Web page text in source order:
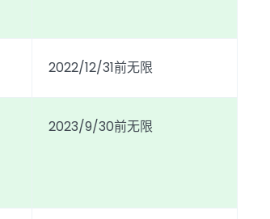
2022/12/31前无限
2023/9/30前无限